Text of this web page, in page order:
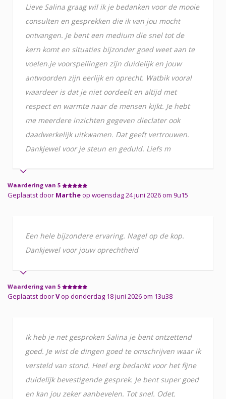
Lieve Salina graag wil ik je bedanken voor de mooie
consulten en gesprekken die ik van jou mocht
ontvangen. Je bent een medium die snel tot de
kern komt en situaties bijzonder goed weet aan te
voelen.je voorspellingen zijn duidelijk en jouw
antwoorden zijn eerlijk en oprecht. Watbik vooral
waardeer is dat je niet oordeelt en altijd met
respect en warmte naar de mensen kijkt. Je hebt
me meerdere inzichten gegeven dieclater ook
daadwerkelijk uitkwamen. Dat geeft vertrouwen.
Dankjewel voor je steun en geduld. Liefs m
Waardering van 5
Geplaatst door Martheop woensdag 24 juni 2026 om 9u15
Een hele bijzondere ervaring. Nagel op de kop.
Dankjewel voor jouw oprechtheid
Waardering van 5
Geplaatst doorVop donderdag 18 juni 2026 om 13u38
Ik heb je net gesproken Salina je bent ontzettend
goed. Je wist de dingen goed te omschrijven waar ik
versteld van stond. Heel erg bedankt voor het fijne
duidelijk bevestigende gesprek. Je bent super goed
en kan jou zeker aanbevelen. Tot snel. Odet.